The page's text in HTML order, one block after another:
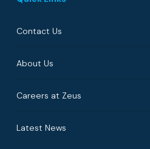
Contact Us
About Us
Careers at Zeus
Latest News